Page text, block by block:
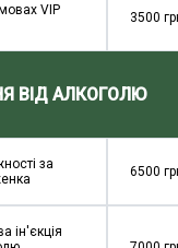
VIP
3500
ВІД АЛКОГОЛЮ
за
6500
ін'єкція